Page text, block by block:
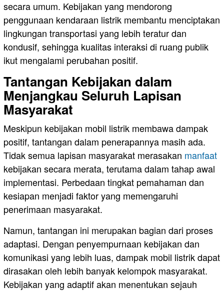
secara umum. Kebijakan yang mendorong
penggunaan kendaraan listrik membantu menciptakan
lingkungan transportasi yang lebih teratur dan
kondusif, sehingga kualitas interaksi di ruang publik
ikut mengalami perubahan positif.
Tantangan Kebijakan dalam
Menjangkau Seluruh Lapisan
Masyarakat
Meskipun kebijakan mobil listrik membawa dampak
positif, tantangan dalam penerapannya masih ada.
Tidak semua lapisan masyarakat merasakan manfaat
kebijakan secara merata, terutama dalam tahap awal
implementasi. Perbedaan tingkat pemahaman dan
kesiapan menjadi faktor yang memengaruhi
penerimaan masyarakat.
Namun, tantangan ini merupakan bagian dari proses
adaptasi. Dengan penyempurnaan kebijakan dan
komunikasi yang lebih luas, dampak mobil listrik dapat
dirasakan oleh lebih banyak kelompok masyarakat.
Kebijakan yang adaptif akan menentukan sejauh